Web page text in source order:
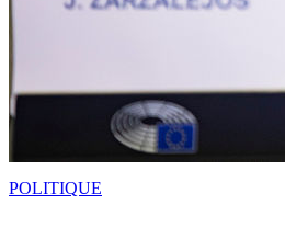
POLITIQUE